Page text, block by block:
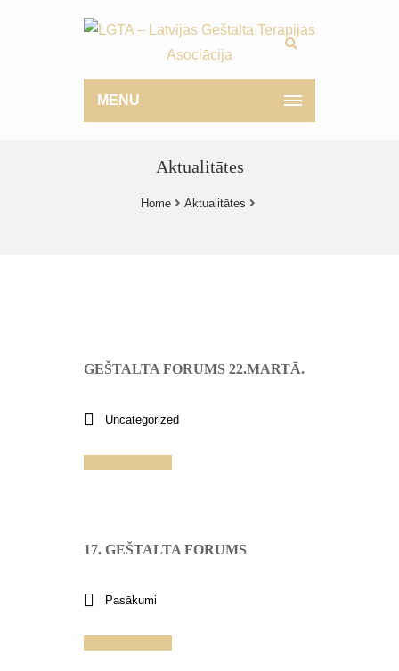
MENU
Aktualitātes
Home Aktualitātes
GEŠTALTA FORUMS 22.MARTĀ.
Uncategorized
17. GEŠTALTA FORUMS
Pasākumi